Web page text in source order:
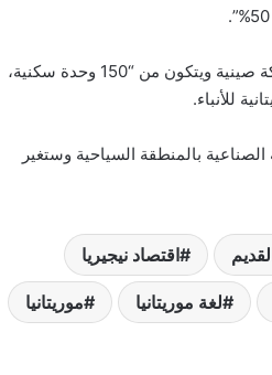
كما زار مشروع بناء مدينة سياحية على شاطئ كبانوا واحد، و الذي تنفذه شركة صينية ويتكون من “150 وحدة سكنية،
للأنباء.
بالمنطقة السياحية وستغير
اقتصاد نيجيريا
لغة موريتانيا موريتانيا